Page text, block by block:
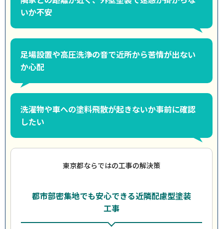
いか不安
足場設置や高圧洗浄の音で近所から苦情が出ない
か心配
洗濯物や車への塗料飛散が起きないか事前に確認
したい
東京都ならではの工事の解決策
都市部密集地でも安心できる近隣配慮型塗装
工事